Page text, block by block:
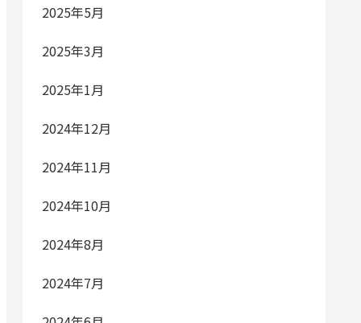
2025年5月
2025年3月
2025年1月
2024年12月
2024年11月
2024年10月
2024年8月
2024年7月